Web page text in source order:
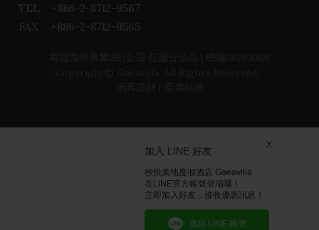
TEL
+886-2-8712-9567
FAX
+886-2-8712-9565
X
加入 LINE 好友
秧悦美地度假酒店 Gaeavilla
在LINE官方帳號登場囉！
立即加入好友，接收優惠訊息！
連結 LINE 帳號